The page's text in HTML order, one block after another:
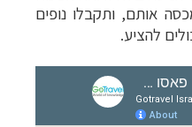
אותם, ותקבלו נופים
להציע.